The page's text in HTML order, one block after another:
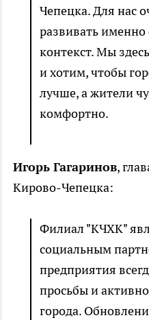
Чепецка. Для нас
развивать
контекст. Мы
и хотим, чтобы
лучше, а жители
комфортно.
Игорь Гагаринов,
Кирово-Чепецка:
Филиал "КЧХК"
социальным
предприятия
просьбы и
города.